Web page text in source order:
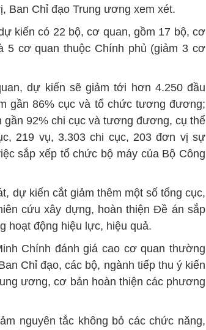
Ban Chỉ đạo Trung ương xem xét.
kiến có 22 bộ, cơ quan, gồm 17 bộ, cơ
5 cơ quan thuộc Chính phủ (giảm 3 cơ
dự kiến sẽ giảm tới hơn 4.250 đầu
gần 86% cục và tổ chức tương đương;
92% chi cục và tương đương, cụ thể
219 vụ, 3.303 chi cục, 203 đơn vị sự
sắp xếp tổ chức bộ máy của Bộ Công
dự kiến cắt giảm thêm một số tổng cục,
cứu xây dựng, hoàn thiện Đề án sắp
hoạt động hiệu lực, hiệu quả.
Chính đánh giá cao cơ quan thường
Chỉ đạo, các bộ, ngành tiếp thu ý kiến
ương, cơ bản hoàn thiện các phương
nguyên tắc không bỏ các chức năng,